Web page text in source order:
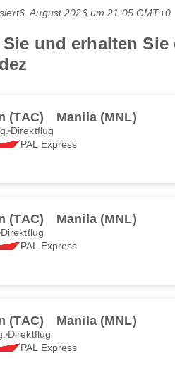
6. August 2026 um 21:05 GMT+0
und erhalten
(TAC) Manila (MNL)
Direktflug
PAL Express
(TAC) Manila (MNL)
Direktflug
PAL Express
(TAC) Manila (MNL)
Direktflug
PAL Express